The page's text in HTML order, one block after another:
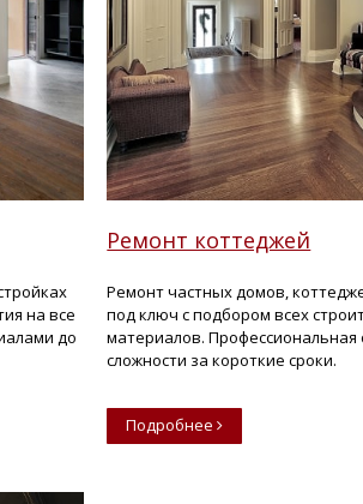
на все
до
Ремонт коттеджей
Ремонт частных домов,
под ключ с подбором всех
материалов. Профессиональная
сложности за короткие сроки.
Подробнее